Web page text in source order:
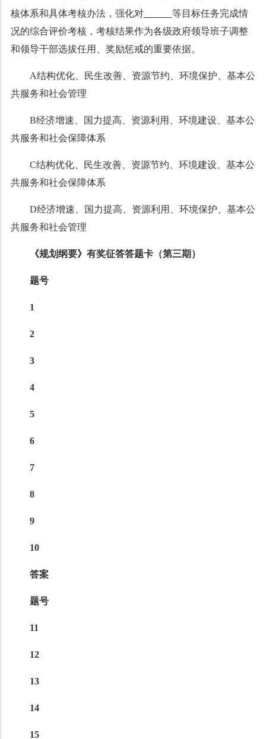
核体系和具体考核办法，强化对
等目标任务完成情
况的综合评价考核，考核结果作为各级政府领导班子调整
和领导干部选拔任用、奖励惩戒的重要依据。
A结构优化、民生改善、资源节约、环境保护、基本公
共服务和社会管理
B经济增速、国力提高、资源利用、环境建设、基本公
共服务和社会保障体系
C结构优化、民生改善、资源节约、环境建设、基本公
共服务和社会保障体系
D经济增速、国力提高、资源利用、环境保护、基本公
共服务和社会管理
《规划纲要》有奖征答答题卡（第三期）
题号
1
2
3
4
5
6
7
8
9
10
答案
题号
11
12
13
14
15